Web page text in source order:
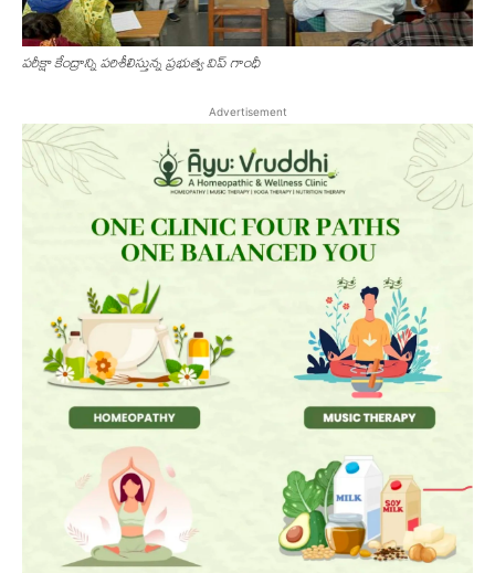
పరీక్షా కేంద్రాన్ని పరిశీలిస్తున్న ప్రభుత్వ విప్ గాంధీ
Advertisement